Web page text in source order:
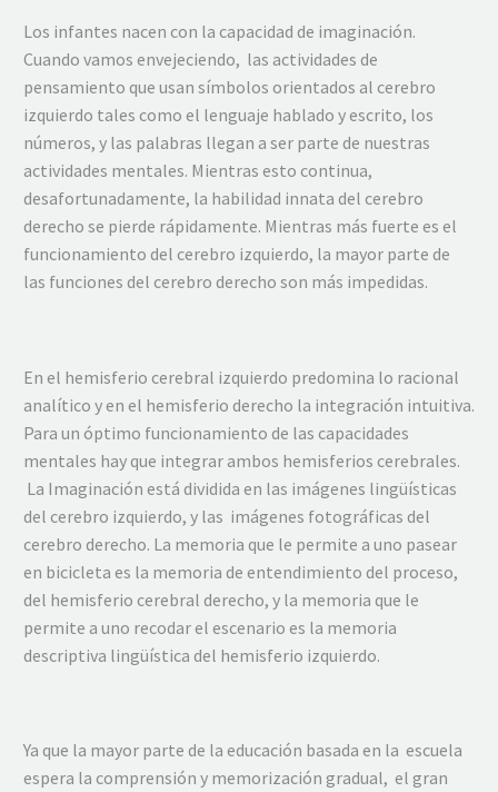
Los infantes nacen con la capacidad de imaginación.
Cuando vamos envejeciendo, las actividades de
pensamiento que usan símbolos orientados al cerebro
izquierdo tales como el lenguaje hablado y escrito, los
números, y las palabras llegan a ser parte de nuestras
actividades mentales. Mientras esto continua,
desafortunadamente, la habilidad innata del cerebro
derecho se pierde rápidamente. Mientras más fuerte es el
funcionamiento del cerebro izquierdo, la mayor parte de
las funciones del cerebro derecho son más impedidas.
En el hemisferio cerebral izquierdo predomina lo racional
analítico y en el hemisferio derecho la integración intuitiva.
Para un óptimo funcionamiento de las capacidades
mentales hay que integrar ambos hemisferios cerebrales.
La Imaginación está dividida en las imágenes lingüísticas
del cerebro izquierdo, y las imágenes fotográficas del
cerebro derecho. La memoria que le permite a uno pasear
en bicicleta es la memoria de entendimiento del proceso,
del hemisferio cerebral derecho, y la memoria que le
permite a uno recodar el escenario es la memoria
descriptiva lingüística del hemisferio izquierdo.
Ya que la mayor parte de la educación basada en la escuela
espera la comprensión y memorización gradual, el gran